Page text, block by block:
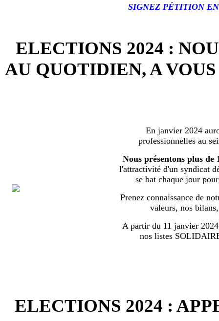
SIGNEZ PÉTITION
ELECTIONS 2024 :
AU QUOTIDIEN, A
En janvier 2024
professionnelles au
Nous présentons plus de
l'attractivité d'un syndicat
se bat chaque jour
Prenez connaissance de
valeurs, nos
A partir du 11 janvier
nos listes
ELECTIONS 2024 :